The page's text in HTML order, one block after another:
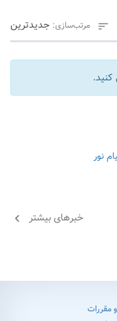
مرتب‌سازی: جدیدترین 
کنید.
نور
خبرهای بیشتر chevron_left
مقررات